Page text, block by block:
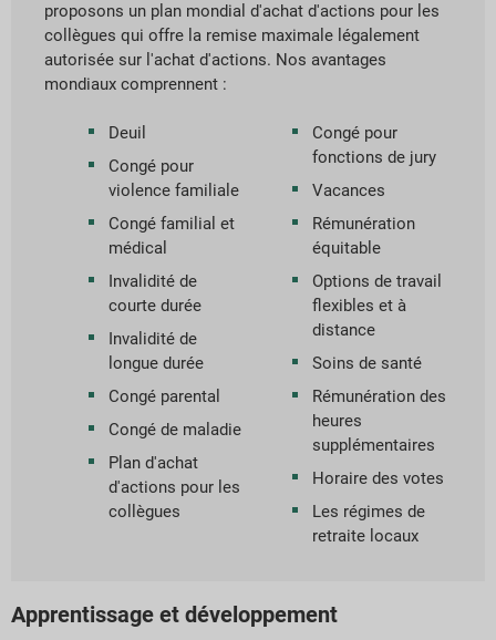
proposons un plan mondial d'achat d'actions pour les
collègues qui offre la remise maximale légalement
autorisée sur l'achat d'actions. Nos avantages
mondiaux comprennent :
Deuil
Congé pour
violence familiale
Congé familial et
médical
Invalidité de
courte durée
Invalidité de
longue durée
Congé parental
Congé de maladie
Plan d'achat
d'actions pour les
collègues
Congé pour
fonctions de jury
Vacances
Rémunération
équitable
Options de travail
flexibles et à
distance
Soins de santé
Rémunération des
heures
supplémentaires
Horaire des votes
Les régimes de
retraite locaux
Apprentissage et développement